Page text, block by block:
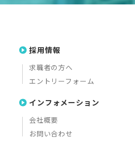
採用情報
求職者の方へ
エントリーフォーム
インフォメーション
会社概要
お問い合わせ